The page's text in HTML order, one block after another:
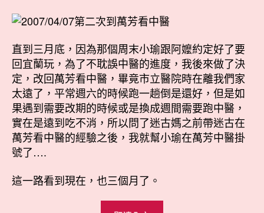
直到三月底，因為那個周末小瑜跟阿嬤約定好了要
回宜蘭玩，為了不耽誤中醫的進度，我後來做了決
定，改回萬芳看中醫，畢竟市立醫院時在離我們家
太遠了，平常週六的時候跑一趟倒是還好，但是如
果遇到需要改期的時候或是換成週間需要跑中醫，
實在是遠到吃不消，所以問了迷古媽之前帶迷古在
萬芳看中醫的經驗之後，我就幫小瑜在萬芳中醫掛
號了….
這一路看到現在，也三個月了。